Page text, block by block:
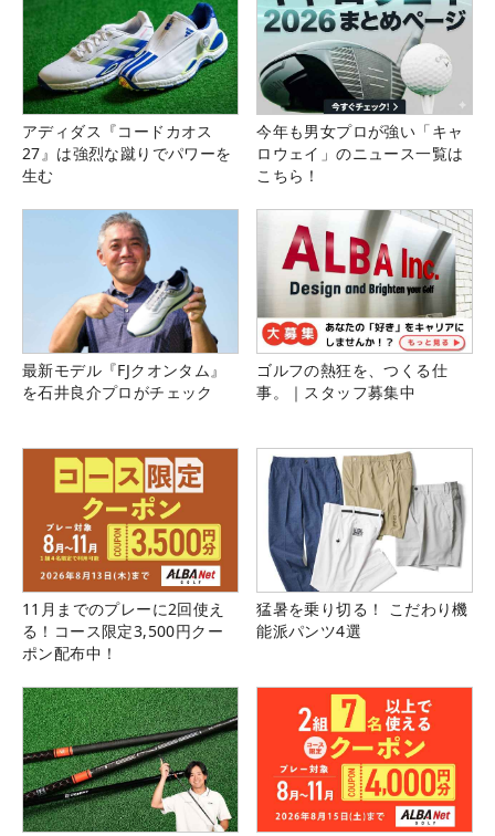
アディダス『コードカオス
27』は強烈な蹴りでパワーを
生む
今年も男女プロが強い「キャ
ロウェイ」のニュース一覧は
こちら！
最新モデル『FJクオンタム』
を石井良介プロがチェック
ゴルフの熱狂を、つくる仕
事。｜スタッフ募集中
11月までのプレーに2回使え
る！コース限定3,500円クー
ポン配布中！
猛暑を乗り切る！ こだわり機
能派パンツ4選